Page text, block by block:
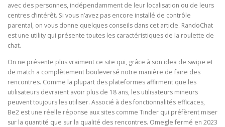
avec des personnes, indépendamment de leur localisation ou de leurs
centres d’intérêt. Si vous n’avez pas encore installé de contrôle
parental, on vous donne quelques conseils dans cet article. RandoChat
est une utility qui présente toutes les caractéristiques de la roulette de
chat.
On ne présente plus vraiment ce site qui, grâce à son idea de swipe et
de match a complètement bouleversé notre manière de faire des
rencontres. Comme la plupart des plateformes affirment que les
utilisateurs devraient avoir plus de 18 ans, les utilisateurs mineurs
peuvent toujours les utiliser. Associé à des fonctionnalités efficaces,
Be2 est une réelle réponse aux sites comme Tinder qui préfèrent miser
sur la quantité que sur la qualité des rencontres. Omegle fermé en 2023